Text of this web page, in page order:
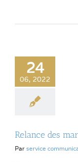
24
06, 2022
Relance des
Par service